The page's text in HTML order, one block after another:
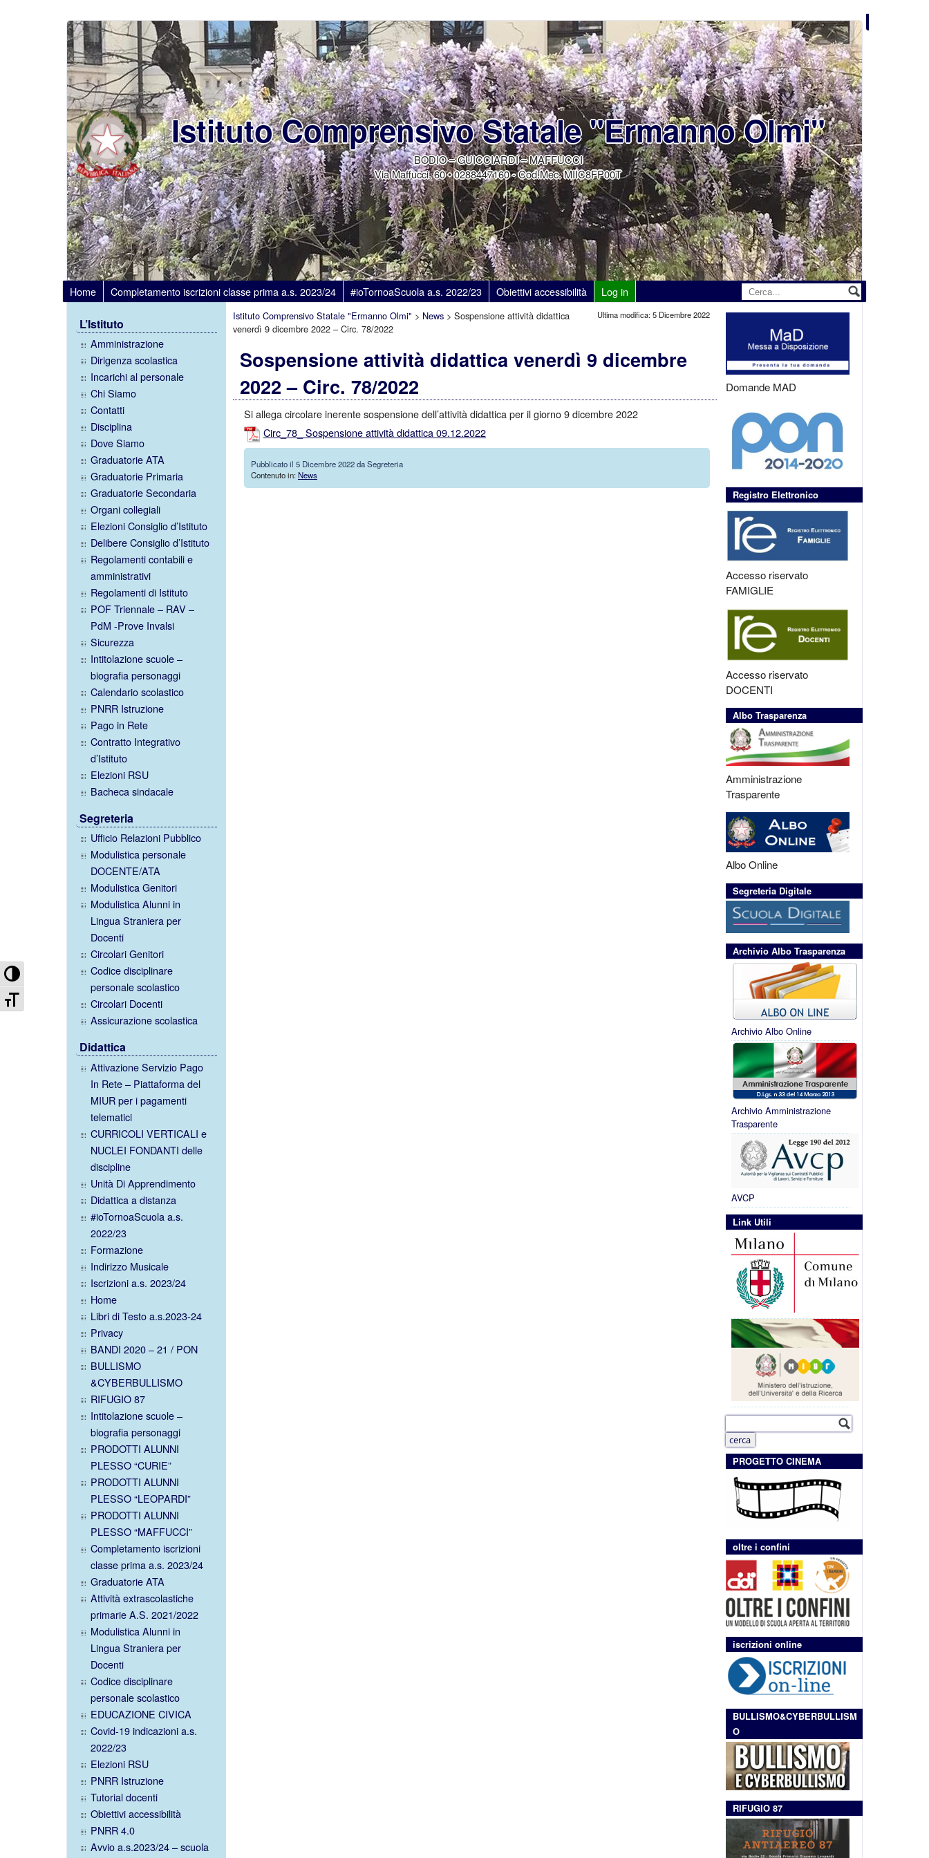
Attiva/disattiva alto contrasto
Attiva/disattiva dimensione testo
Istituto Comprensivo Statale "Ermanno Olmi"
BODIO – GUICCIARDI – MAFFUCCI
Via Maffucci, 60 • 0288447160 - Cod.Mec. MIIC8FP00T
Home Completamento iscrizioni classe prima a.s. 2023/24 #ioTornoaScuola a.s. 2022/23 Obiettivi accessibilità Log in
L’Istituto
Amministrazione
Dirigenza scolastica
Incarichi al personale
Chi Siamo
Contatti
Disciplina
Dove Siamo
Graduatorie ATA
Graduatorie Primaria
Graduatorie Secondaria
Organi collegiali
Elezioni Consiglio d’Istituto
Delibere Consiglio d’Istituto
Regolamenti contabili e
amministrativi
Regolamenti di Istituto
POF Triennale – RAV –
PdM -Prove Invalsi
Sicurezza
Intitolazione scuole –
biografia personaggi
Calendario scolastico
PNRR Istruzione
Pago in Rete
Contratto Integrativo
d’Istituto
Elezioni RSU
Bacheca sindacale
Segreteria
Ufficio Relazioni Pubblico
Modulistica personale
DOCENTE/ATA
Modulistica Genitori
Modulistica Alunni in
Lingua Straniera per
Docenti
Circolari Genitori
Codice disciplinare
personale scolastico
Circolari Docenti
Assicurazione scolastica
Didattica
Attivazione Servizio Pago
In Rete – Piattaforma del
MIUR per i pagamenti
telematici
CURRICOLI VERTICALI e
NUCLEI FONDANTI delle
discipline
Unità Di Apprendimento
Didattica a distanza
#ioTornoaScuola a.s.
2022/23
Formazione
Indirizzo Musicale
Iscrizioni a.s. 2023/24
Home
Libri di Testo a.s.2023-24
Privacy
BANDI 2020 – 21 / PON
BULLISMO
&CYBERBULLISMO
RIFUGIO 87
Intitolazione scuole –
biografia personaggi
PRODOTTI ALUNNI
PLESSO “CURIE”
PRODOTTI ALUNNI
PLESSO “LEOPARDI”
PRODOTTI ALUNNI
PLESSO “MAFFUCCI”
Completamento iscrizioni
classe prima a.s. 2023/24
Graduatorie ATA
Attività extrascolastiche
primarie A.S. 2021/2022
Modulistica Alunni in
Lingua Straniera per
Docenti
Codice disciplinare
personale scolastico
EDUCAZIONE CIVICA
Covid-19 indicazioni a.s.
2022/23
Elezioni RSU
PNRR Istruzione
Tutorial docenti
Obiettivi accessibilità
PNRR 4.0
Avvio a.s.2023/24 – scuola
Ultima modifica: 5 Dicembre 2022
Istituto Comprensivo Statale "Ermanno Olmi" > News > Sospensione attività didattica
venerdì 9 dicembre 2022 – Circ. 78/2022
Sospensione attività didattica venerdì 9 dicembre
2022 – Circ. 78/2022
Si allega circolare inerente sospensione dell’attività didattica per il giorno 9 dicembre 2022
Circ_78_ Sospensione attività didattica 09.12.2022
Pubblicato il 5 Dicembre 2022 da Segreteria
Contenuto in:News
Domande MAD
Registro Elettronico
Accesso riservato
FAMIGLIE
Accesso riservato
DOCENTI
Albo Trasparenza
Amministrazione
Trasparente
Albo Online
Segreteria Digitale
Archivio Albo Trasparenza
Archivio Albo Online
Archivio Amministrazione
Trasparente
AVCP
Link Utili
PROGETTO CINEMA
oltre i confini
iscrizioni online
BULLISMO&CYBERBULLISM
O
RIFUGIO 87